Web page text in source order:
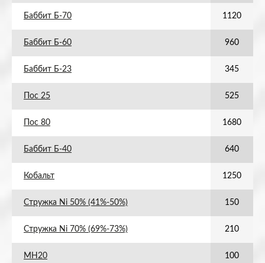
Баббит Б-70 1120
Баббит Б-60 960
Баббит Б-23 345
Пос 25 525
Пос 80 1680
Баббит Б-40 640
Кобальт 1250
Стружка Ni 50% (41%-50%) 150
Стружка Ni 70% (69%-73%) 210
МН20 100